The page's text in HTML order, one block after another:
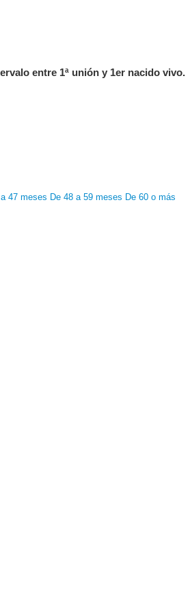
entre 1ª unión y 1er nacido vivo.
47 meses De 48 a 59 meses De 60 o más